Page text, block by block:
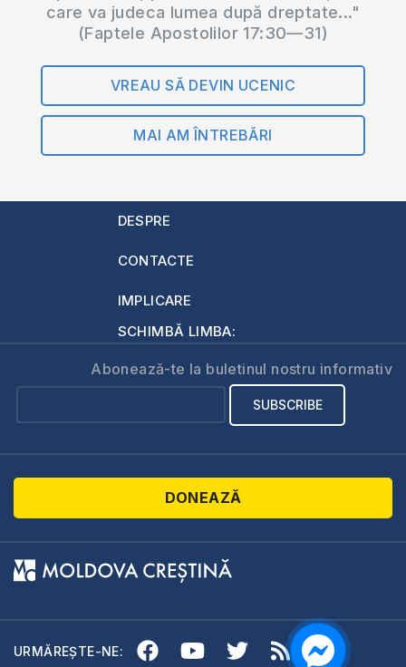
care va judeca lumea după dreptate..."
(Faptele Apostolilor 17:30—31)
VREAU SĂ DEVIN UCENIC
MAI AM ÎNTREBĂRI
DESPRE
CONTACTE
IMPLICARE
SCHIMBĂ LIMBA:
Abonează-te la buletinul nostru informativ
DONEAZĂ
URMĂREȘTE-NE: